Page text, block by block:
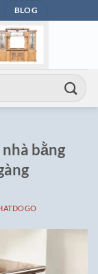
BLOG
bằng